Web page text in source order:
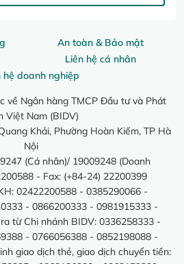
An toàn & Bảo mật
Liên hệ cá nhân
hệ doanh nghiệp
về Ngân hàng TMCP Đầu tư và Phát
Việt Nam (BIDV)
Khải, Phường Hoàn Kiếm, TP Hà
Nội
(Cá nhân)/ 19009248 (Doanh
- Fax: (+84-24) 22200399
02422200588 - 0385290066 -
- 0866200333 - 0981915333 -
từ Chi nhánh BIDV: 0336258333 -
- 0766056388 - 0852198088 -
giao dịch thẻ, giao dịch chuyển tiền: